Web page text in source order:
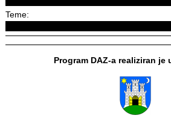
Teme:
Program DAZ-a realiziran je